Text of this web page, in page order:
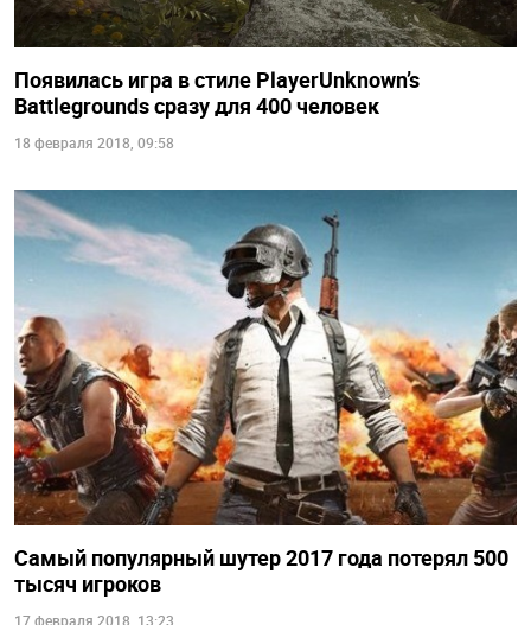
Появилась игра в стиле PlayerUnknown’s
Battlegrounds сразу для 400 человек
18 февраля 2018, 09:58
Самый популярный шутер 2017 года потерял 500
тысяч игроков
17 февраля 2018, 13:23